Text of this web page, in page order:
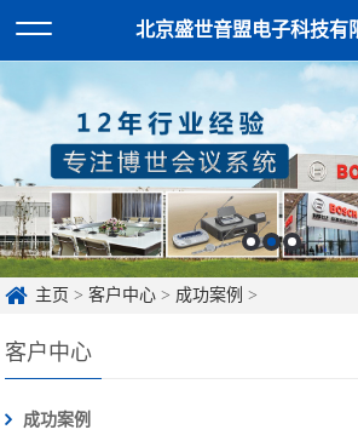
北京盛世音盟电子科技有
主页 >客户中心 > 成功案例 >
客户中心
成功案例